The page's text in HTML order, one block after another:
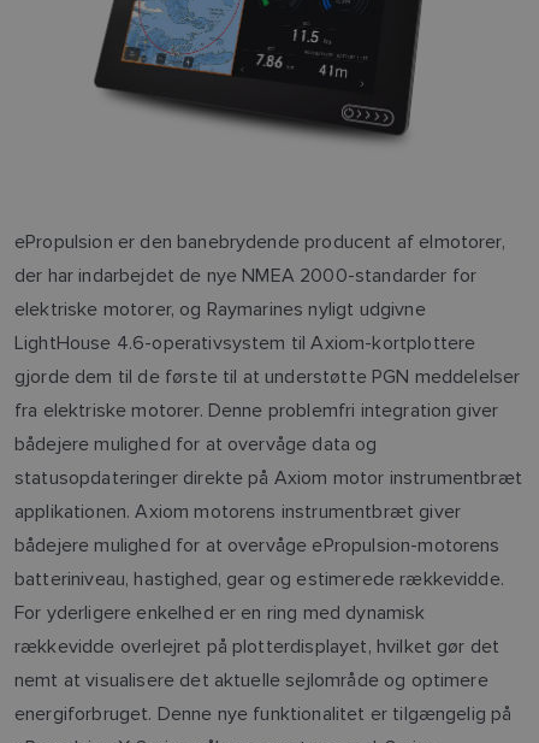
ePropulsion er den banebrydende producent af elmotorer,
der har indarbejdet de nye NMEA 2000-standarder for
elektriske motorer, og Raymarines nyligt udgivne
LightHouse 4.6-operativsystem til Axiom-kortplottere
gjorde dem til de første til at understøtte PGN meddelelser
fra elektriske motorer. Denne problemfri integration giver
bådejere mulighed for at overvåge data og
statusopdateringer direkte på Axiom motor instrumentbræt
applikationen. Axiom motorens instrumentbræt giver
bådejere mulighed for at overvåge ePropulsion-motorens
batteriniveau, hastighed, gear og estimerede rækkevidde.
For yderligere enkelhed er en ring med dynamisk
rækkevidde overlejret på plotterdisplayet, hvilket gør det
nemt at visualisere det aktuelle sejlområde og optimere
energiforbruget. Denne nye funktionalitet er tilgængelig på